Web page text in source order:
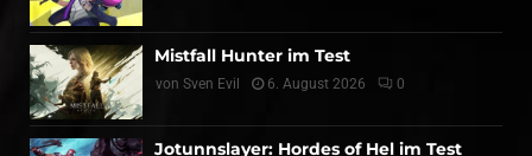
Mistfall Hunter im Test
von Sven Evil 6. August 2026 0
Jotunnslayer: Hordes of Hel im Test